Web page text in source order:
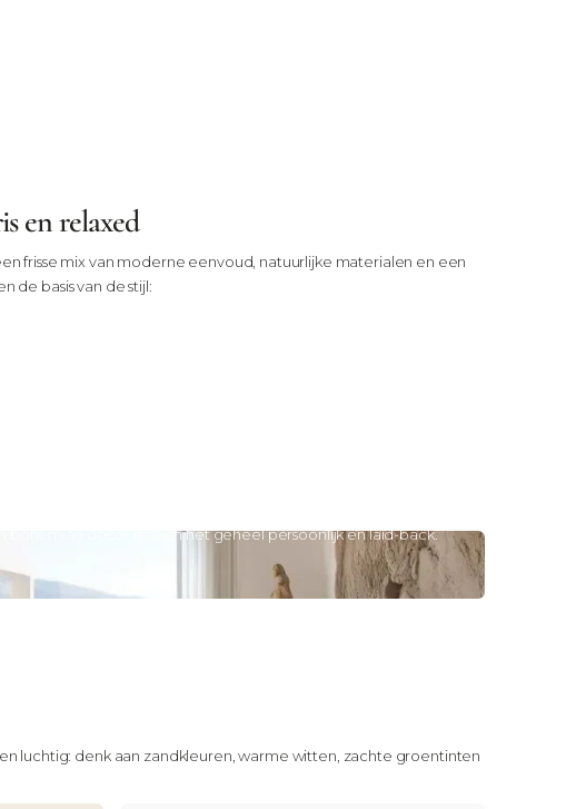
en relaxed
frisse mix van moderne eenvoud, natuurlijke materialen en een
de basis van de stijl:
bohemian decor maken het geheel persoonlijk en laid-back.
luchtig: denk aan zandkleuren, warme witten, zachte groentinten